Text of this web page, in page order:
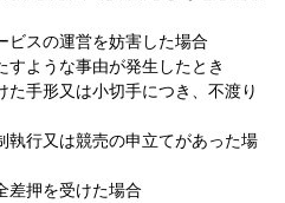
ビスの運営を妨害した場合
ような事由が発生したとき
手形又は小切手につき、不渡り
執行又は競売の申立てがあった場
差押を受けた場合